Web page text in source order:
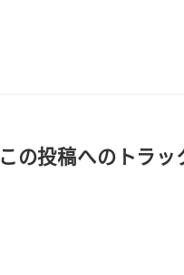
この投稿へのトラッ